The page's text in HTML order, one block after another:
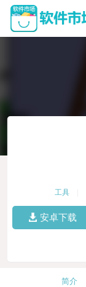
工具
安卓下载
简介